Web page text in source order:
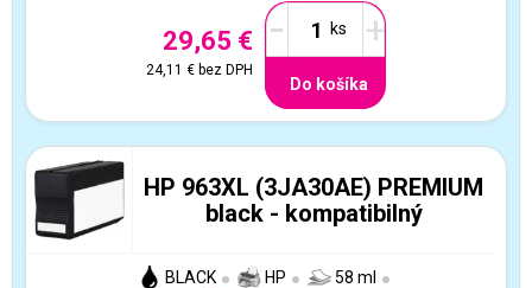
29,65 €
24,11 € bez DPH
- +
Do košíka
HP 963XL (3JA30AE) PREMIUM
black - kompatibilný
BLACK HP 58 ml